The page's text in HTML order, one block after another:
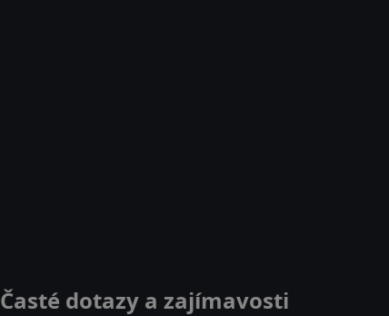
Časté dotazy a zajímavosti